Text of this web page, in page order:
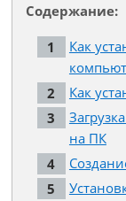
Содержание:
Как
Как
на ПК